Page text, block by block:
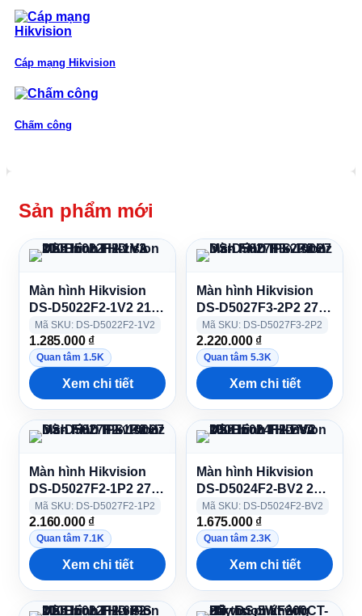
Cáp mạng Hikvision
Chấm công
Sản phẩm mới
Màn hình Hikvision
DS-D5022F2-1V2 21.5
inch FHD VA 100Hz
Mã SKU: DS-D5022F2-1V2
1.285.000 ₫
Quan tâm 1.5K
Xem chi tiết
Màn hình Hikvision
DS-D5027F3-2P2 27
inch FHD IPS 100Hz
Mã SKU: DS-D5027F3-2P2
2.220.000 ₫
Quan tâm 5.3K
Xem chi tiết
Màn hình Hikvision
DS-D5027F2-1P2 27
inch FHD IPS 100Hz
Mã SKU: DS-D5027F2-1P2
2.160.000 ₫
Quan tâm 7.1K
Xem chi tiết
Màn hình Hikvision
DS-D5024F2-BV2 23.8
inch FHD VA 100Hz
Mã SKU: DS-D5024F2-BV2
1.675.000 ₫
Quan tâm 2.3K
Xem chi tiết